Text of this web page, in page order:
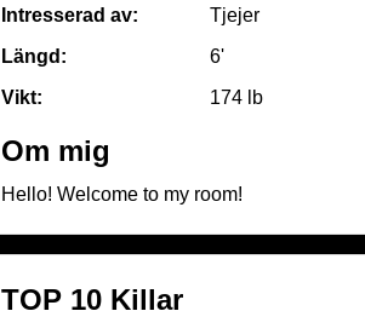
Intresserad av:
Tjejer
Längd:
6'
Vikt:
174 lb
Om mig
Hello! Welcome to my room!
TOP 10 Killar